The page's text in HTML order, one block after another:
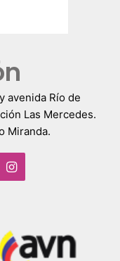
avenida Río de
Las Mercedes.
Miranda.
Instagram